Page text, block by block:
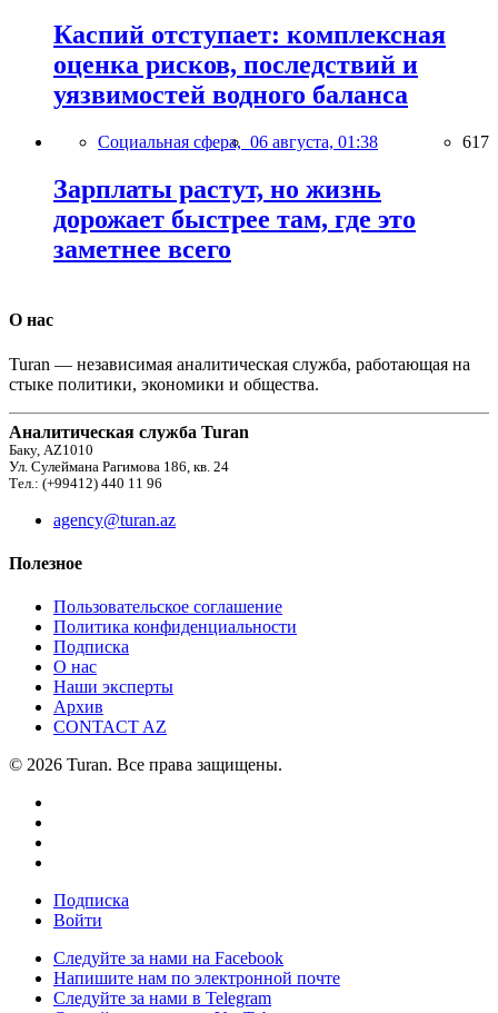
Каспий отступает: комплексная
оценка рисков, последствий и
уязвимостей водного баланса
Социальная сфера, 06 августа, 01:38 617
Зарплаты растут, но жизнь
дорожает быстрее там, где это
заметнее всего
О нас
Turan — независимая аналитическая служба, работающая на
стыке политики, экономики и общества.
Аналитическая служба Turan
Баку, AZ1010
Ул. Сулеймана Рагимова 186, кв. 24
Тел.: (+99412) 440 11 96
agency@turan.az
Полезное
Пользовательское соглашение
Политика конфиденциальности
Подписка
О нас
Наши эксперты
Архив
CONTACT AZ
© 2026 Turan. Все права защищены.
Подписка
Войти
Следуйте за нами на Facebook
Напишите нам по электронной почте
Следуйте за нами в Telegram